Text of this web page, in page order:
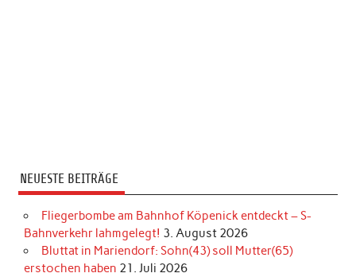
NEUESTE BEITRÄGE
Fliegerbombe am Bahnhof Köpenick entdeckt – S-
Bahnverkehr lahmgelegt! 3. August 2026
Bluttat in Mariendorf: Sohn(43) soll Mutter(65)
erstochen haben 21. Juli 2026